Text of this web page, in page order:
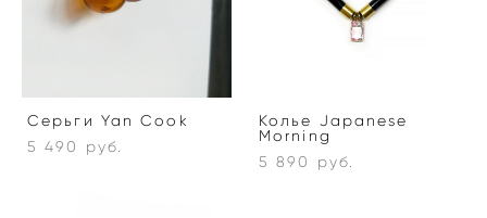
Серьги Yan Cook
5 490 pуб.
Колье Japanese
Morning
5 890 pуб.